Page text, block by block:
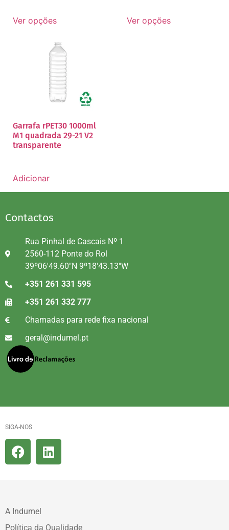
Ver opções Ver opções
Garrafa rPET30 1000ml
M1 quadrada 29-21 V2
transparente
Adicionar
Contactos
Rua Pinhal de Cascais Nº 1
2560-112 Ponte do Rol
39º06'49.60"N 9º18'43.13"W
+351 261 331 595
+351 261 332 777
Chamadas para rede fixa nacional
geral@indumel.pt
SIGA-NOS
A Indumel
Política da Qualidade